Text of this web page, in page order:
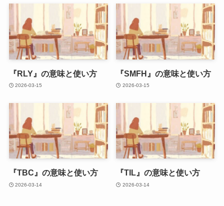
『RLY』の意味と使い方
2026-03-15
『SMFH』の意味と使い方
2026-03-15
『TBC』の意味と使い方
2026-03-14
『TIL』の意味と使い方
2026-03-14